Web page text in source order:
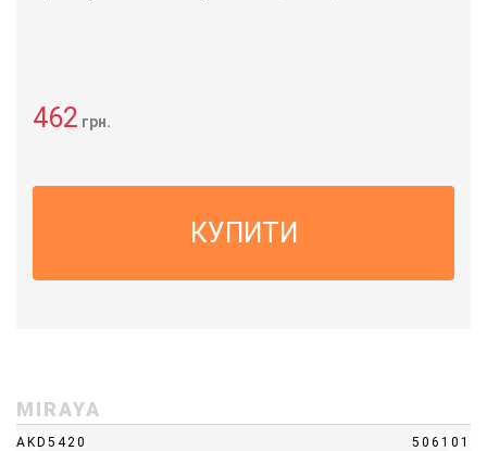
462 грн.
КУПИТИ
MIRAYA
AKD5420 506101